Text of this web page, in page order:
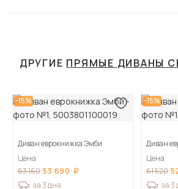
ДРУГИЕ ПРЯМЫЕ ДИВАНЫ
-15%
Диван еврокнижка Эмби
Цена
63 160 53 690
за 3 дня
-15%
Диван
Цена
61 520
за 3